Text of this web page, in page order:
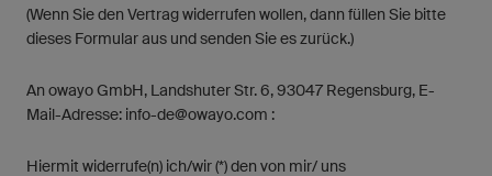
(Wenn Sie den Vertrag widerrufen wollen, dann füllen Sie bitte
dieses Formular aus und senden Sie es zurück.)
An owayo GmbH, Landshuter Str. 6, 93047 Regensburg, E-
Mail-Adresse: info-de@owayo.com :
Hiermit widerrufe(n) ich/wir (*) den von mir/ uns